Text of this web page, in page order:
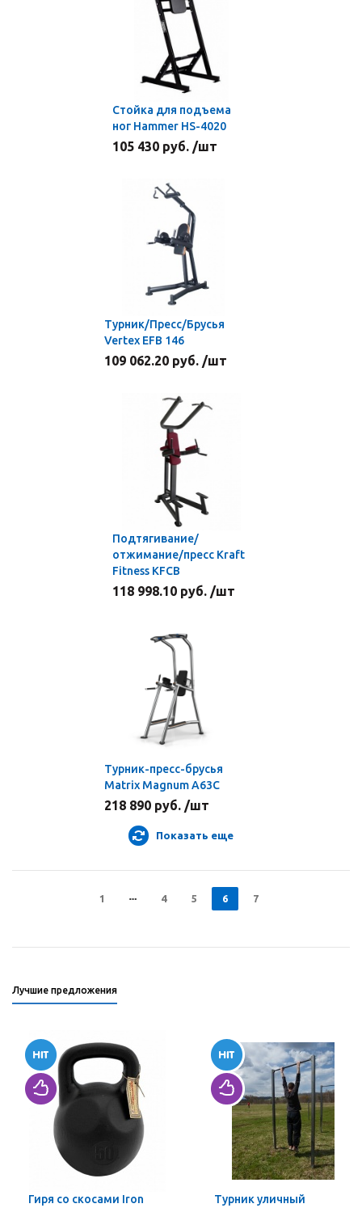
Стойка для подъема
ног Hammer HS-4020
105 430 руб. /шт
Турник/Пресс/Брусья
Vertex ЕFB 146
109 062.20 руб. /шт
Подтягивание/
отжимание/пресс Kraft
Fitness KFCB
118 998.10 руб. /шт
Турник-пресс-брусья
Matrix Magnum A63C
218 890 руб. /шт
Показать еще
1 4 5 6 7
Лучшие предложения
Гиря со скосами Iron
Турник уличный